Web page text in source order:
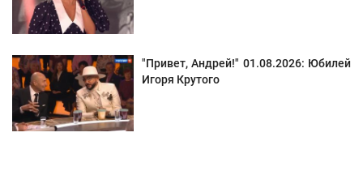
"Привет, Андрей!" 01.08.2026: Юбилей
Игоря Крутого